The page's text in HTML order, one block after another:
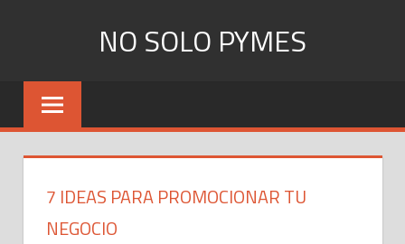
NO SOLO PYMES
Todo
que
necesita
saber
7 IDEAS PARA PROMOCIONAR TU
NEGOCIO